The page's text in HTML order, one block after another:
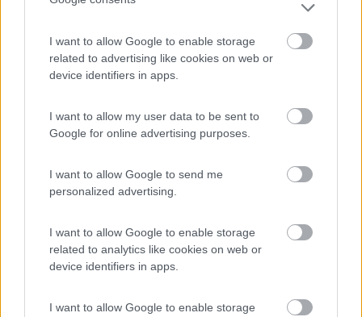
I want to allow Google to enable storage
related to advertising like cookies on web or
device identifiers in apps.
I want to allow my user data to be sent to
Google for online advertising purposes.
I want to allow Google to send me
personalized advertising.
I want to allow Google to enable storage
related to analytics like cookies on web or
device identifiers in apps.
I want to allow Google to enable storage
qualcosa per aumentare il segnale al telefonino senza passare dal PC e
mi pare che siam messi male A. Viagiar descanta, ma se te parti mona, te
Allora ti serve un ripetitore wifi che amplifica ed estende la
copertura del segnale, tieni però presente che per farlo andare
anche i tuoi vicini che capterebbero il segnale emesso dal tuo
ripetitore. Comunque il camper è sempre una scatola quindi per
avere il massimo devi sempre mettere questi aggeggi
Elvis in London
174
Mi consigliano questo oggetto, che ne pensate?